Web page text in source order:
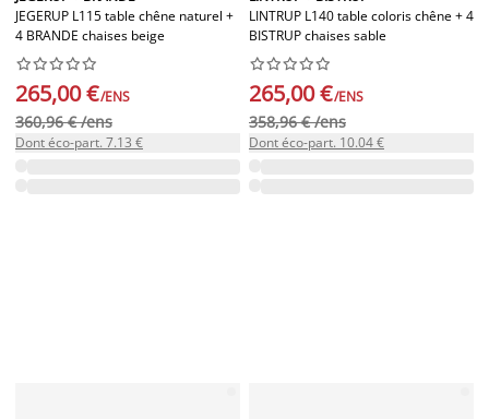
JEGERUP L115 table chêne naturel +
4 BRANDE chaises beige






265,00 €/ENS
360,96 € /ens
Dont éco-part. 7.13 €
LINTRUP L140 table coloris chêne + 4
BISTRUP chaises sable






265,00 €/ENS
358,96 € /ens
Dont éco-part. 10.04 €